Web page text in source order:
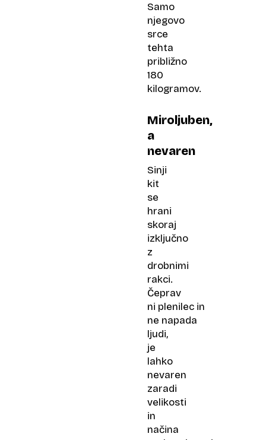
Samo
njegovo
srce
tehta
približno
180
kilogramov.
Miroljuben,
a
nevaren
Sinji
kit
se
hrani
skoraj
izključno
z
drobnimi
rakci.
Čeprav
ni plenilec in
ne napada
ljudi,
je
lahko
nevaren
zaradi
velikosti
in
načina